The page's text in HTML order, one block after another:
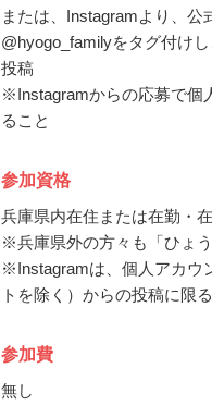
または、Instagramより、公
@hyogo_familyをタグ付け
投稿
※Instagramからの応募で個
ること
参加資格
兵庫県内在住または在勤・
※兵庫県外の方々も「ひょ
※Instagramは、個人アカウ
トを除く）からの投稿に限る
参加費
無し